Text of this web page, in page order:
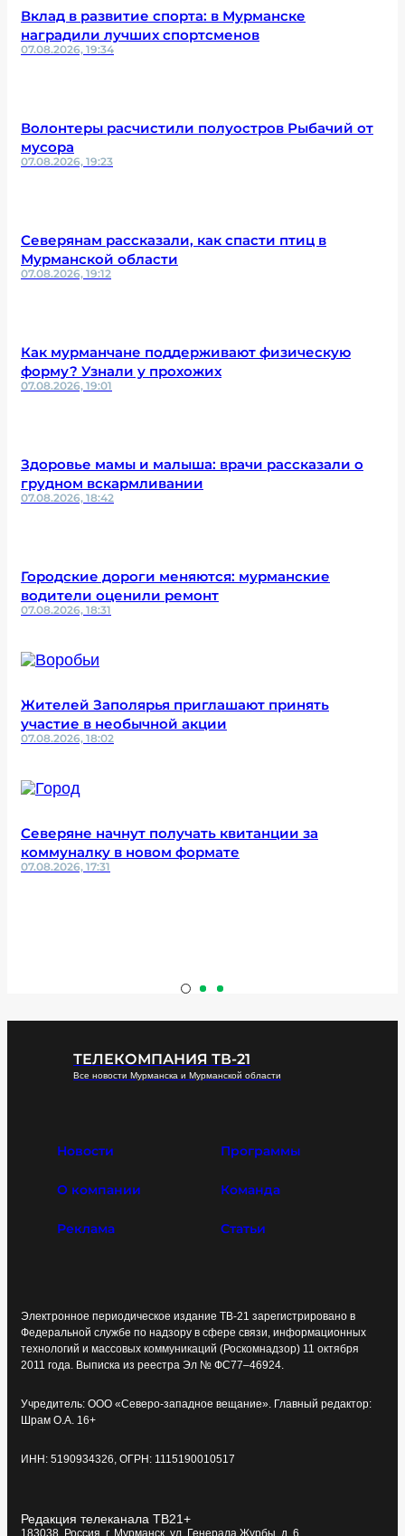
Вклад в развитие спорта: в Мурманске
наградили лучших спортсменов
07.08.2026, 19:34
Волонтеры расчистили полуостров Рыбачий от
мусора
07.08.2026, 19:23
Северянам рассказали, как спасти птиц в
Мурманской области
07.08.2026, 19:12
Как мурманчане поддерживают физическую
форму? Узнали у прохожих
07.08.2026, 19:01
Здоровье мамы и малыша: врачи рассказали о
грудном вскармливании
07.08.2026, 18:42
Городские дороги меняются: мурманские
водители оценили ремонт
07.08.2026, 18:31
Жителей Заполярья приглашают принять
участие в необычной акции
07.08.2026, 18:02
Северяне начнут получать квитанции за
коммуналку в новом формате
07.08.2026, 17:31
ТЕЛЕКОМПАНИЯ ТВ-21
Все новости Мурманска и Мурманской области
Новости Программы
О компании Команда
Реклама Статьи
Электронное периодическое издание ТВ-21 зарегистрировано в
Федеральной службе по надзору в сфере связи, информационных
технологий и массовых коммуникаций (Роскомнадзор) 11 октября
2011 года. Выписка из реестра Эл № ФС77–46924.
Учредитель: ООО «Северо-западное вещание». Главный редактор:
Шрам О.А. 16+
ИНН: 5190934326, ОГРН: 1115190010517
Редакция телеканала ТВ21+
183038, Россия, г. Мурманск, ул. Генерала Журбы, д. 6